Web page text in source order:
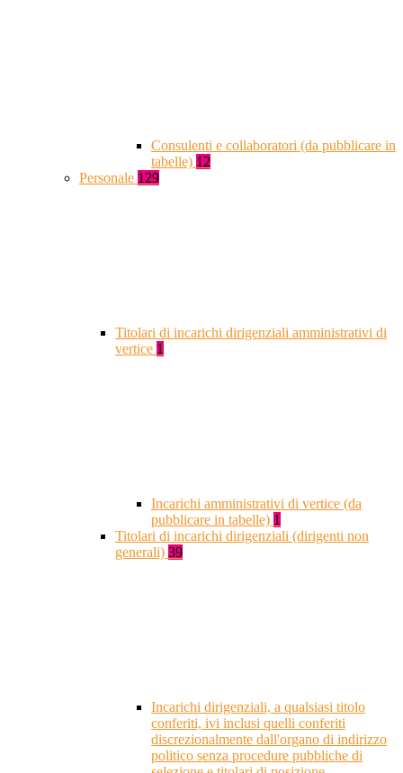
Consulenti e collaboratori (da pubblicare in
tabelle) 12
Personale 129
Titolari di incarichi dirigenziali amministrativi di
vertice 1
Incarichi amministrativi di vertice (da
pubblicare in tabelle) 1
Titolari di incarichi dirigenziali (dirigenti non
generali) 39
Incarichi dirigenziali, a qualsiasi titolo
conferiti, ivi inclusi quelli conferiti
discrezionalmente dall'organo di indirizzo
politico senza procedure pubbliche di